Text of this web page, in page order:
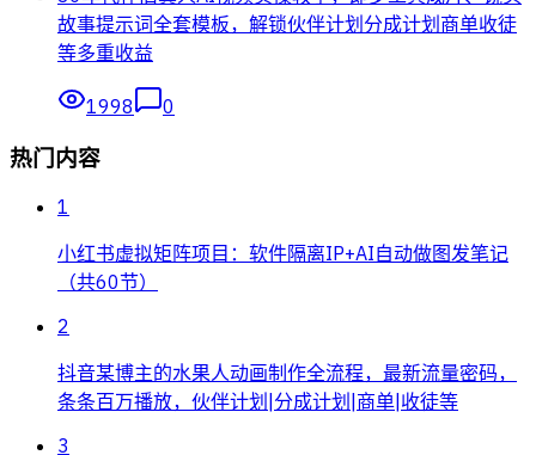
故事提示词全套模板，解锁伙伴计划分成计划商单收徒
等多重收益
1998 0
热门内容
1
小红书虚拟矩阵项目：软件隔离IP+AI自动做图发笔记
（共60节）
2
抖音某博主的水果人动画制作全流程，最新流量密码，
条条百万播放，伙伴计划|分成计划|商单|收徒等
3